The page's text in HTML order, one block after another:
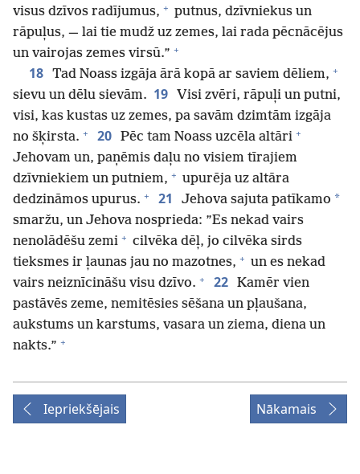
visus dzīvos radījumus, + putnus, dzīvniekus un
rāpuļus, — lai tie mudž uz zemes, lai rada pēcnācējus
un vairojas zemes virsū.” +
18 Tad Noass izgāja ārā kopā ar saviem dēliem, +
sievu un dēlu sievām. 19
Visi zvēri, rāpuļi un putni,
visi, kas kustas uz zemes, pa savām dzimtām izgāja
no šķirsta. + 20 Pēc tam Noass uzcēla altāri +
Jehovam un, paņēmis daļu no visiem tīrajiem
dzīvniekiem un putniem, + upurēja uz altāra
dedzināmos upurus. + 21 Jehova sajuta patīkamo *
smaržu, un Jehova nosprieda: ”Es nekad vairs
nenolādēšu zemi + cilvēka dēļ, jo cilvēka sirds
tieksmes ir ļaunas jau no mazotnes, + un es nekad
vairs neiznīcināšu visu dzīvo. + 22 Kamēr vien
pastāvēs zeme, nemitēsies sēšana un pļaušana,
aukstums un karstums, vasara un ziema, diena un
nakts.” +
Iepriekšējais Nākamais